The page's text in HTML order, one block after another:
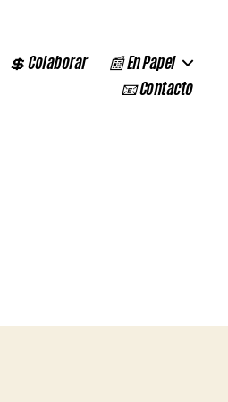
💲 Colaborar
📰 En Papel
📧 Contacto